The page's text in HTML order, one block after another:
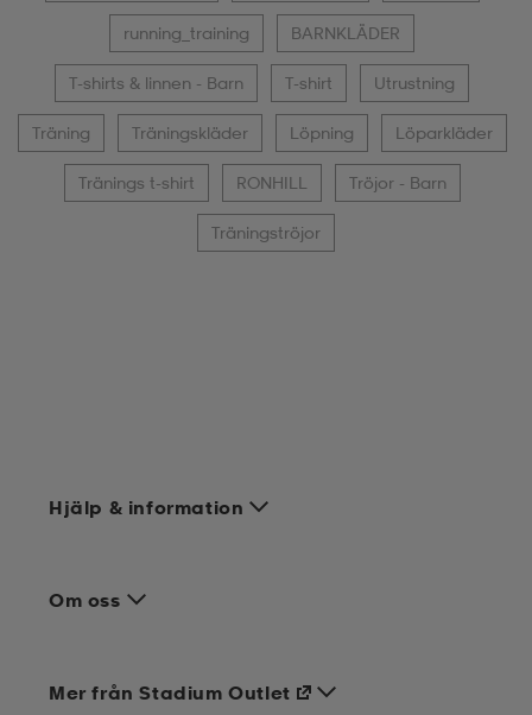
running_training BARNKLÄDER
T-shirts & linnen - Barn T-shirt Utrustning
Träning Träningskläder Löpning Löparkläder
Tränings t-shirt RONHILL Tröjor - Barn
Träningströjor
Hjälp & information
Om oss
Mer från Stadium Outlet